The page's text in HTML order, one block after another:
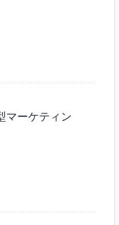
マーケティン